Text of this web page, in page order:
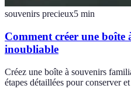
souvenirs precieux5 min
Comment créer une boîte
inoubliable
Créez une boîte à souvenirs
étapes détaillées pour conserver